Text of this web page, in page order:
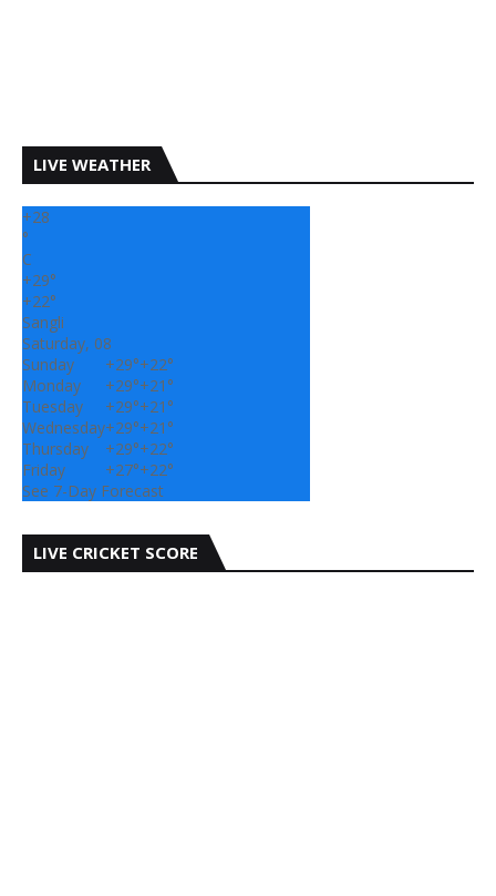
LIVE WEATHER
+28
°
C
+29°
+22°
Sangli
Saturday, 08
Sunday
+29°+22°
Monday
+29°+21°
Tuesday
+29°+21°
Wednesday+29°+21°
Thursday
+29°+22°
Friday
+27°+22°
See 7-Day Forecast
LIVE CRICKET SCORE